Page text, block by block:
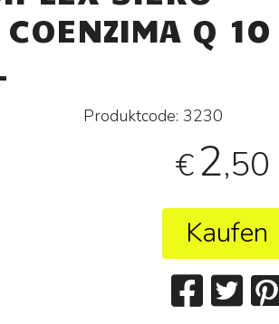
Q 10
Produktcode:3230
€2,50
Kaufen